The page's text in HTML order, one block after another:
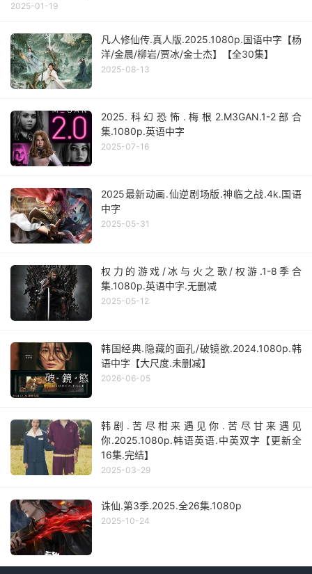
2025-01-19
凡人修仙传.真人版.2025.1080p.国语中字【杨
洋/金晨/柳岩/贾冰/金士杰】【全30集】
2025-08-13
2025.科幻恐怖.梅根2.M3GAN.1-2部合
集.1080p.英语中字
2025-07-16
2025最新动画.仙逆剧场版.神临之战.4k.国语
中字
2025-05-31
权力的游戏/冰与火之歌/权游.1-8季合
集.1080p.英语中字.无删减
2025-05-12
韩国经典.隐藏的面孔/破镜欲.2024.1080p.韩
语中字【大尺度.未删减】
2026-06-05
韩剧.苦尽柑来遇见你.苦尽甘来遇见
你.2025.1080p.韩语英语.中英双字【更新全
16集.完结】
2025-03-29
诛仙.第3季.2025.全26集.1080p
2025-10-24